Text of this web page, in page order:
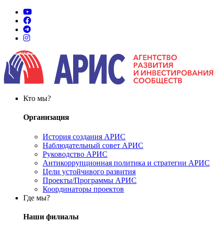
Кто мы?
Организация
История создания АРИС
Наблюдательный совет АРИС
Руководство АРИС
Антикоррупционная политика и стратегии АРИС
Цели устойчивого развития
Проекты/Программы АРИС
Координаторы проектов
Где мы?
Наши филиалы